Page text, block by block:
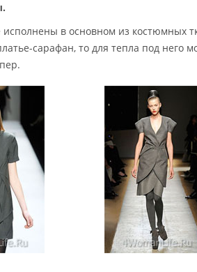
в основном из костюмных
сарафан, то для тепла под него